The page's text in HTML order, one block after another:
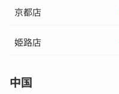
京都店
姫路店
中国